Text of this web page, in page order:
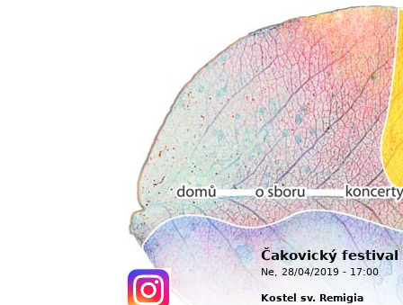
Čakovický festival
Ne, 28/04/2019 - 17:00
Kostel sv. Remigia
Hlavní menu
Domů O sboru Koncerty